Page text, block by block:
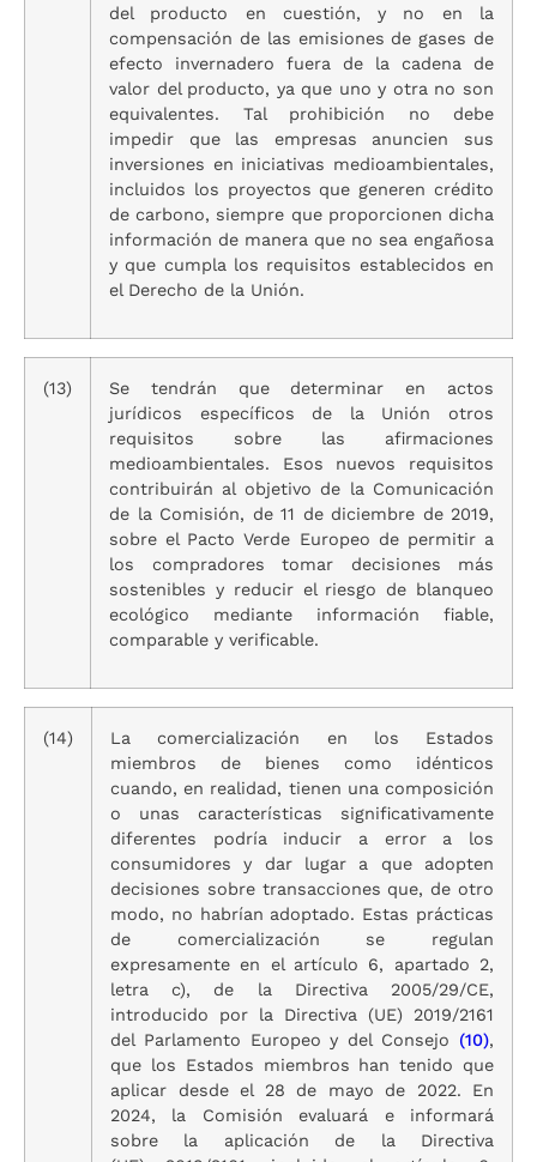
del producto en cuestión, y no en la
compensación de las emisiones de gases de
efecto invernadero fuera de la cadena de
valor del producto, ya que uno y otra no son
equivalentes. Tal prohibición no debe
impedir que las empresas anuncien sus
inversiones en iniciativas medioambientales,
incluidos los proyectos que generen crédito
de carbono, siempre que proporcionen dicha
información de manera que no sea engañosa
y que cumpla los requisitos establecidos en
el Derecho de la Unión.
(13)
Se tendrán que determinar en actos
jurídicos específicos de la Unión otros
requisitos sobre las afirmaciones
medioambientales. Esos nuevos requisitos
contribuirán al objetivo de la Comunicación
de la Comisión, de 11 de diciembre de 2019,
sobre el Pacto Verde Europeo de permitir a
los compradores tomar decisiones más
sostenibles y reducir el riesgo de blanqueo
ecológico mediante información fiable,
comparable y verificable.
(14)
La comercialización en los Estados
miembros de bienes como idénticos
cuando, en realidad, tienen una composición
o unas características significativamente
diferentes podría inducir a error a los
consumidores y dar lugar a que adopten
decisiones sobre transacciones que, de otro
modo, no habrían adoptado. Estas prácticas
de comercialización se regulan
expresamente en el artículo 6, apartado 2,
letra c), de la Directiva 2005/29/CE,
introducido por la Directiva (UE) 2019/2161
del Parlamento Europeo y del Consejo (10),
que los Estados miembros han tenido que
aplicar desde el 28 de mayo de 2022. En
2024, la Comisión evaluará e informará
sobre la aplicación de la Directiva